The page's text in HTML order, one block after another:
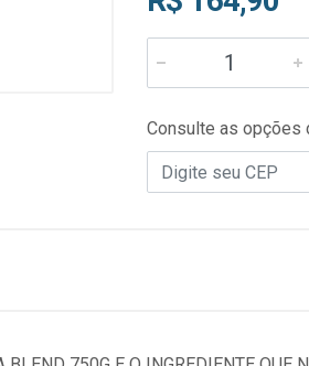
Consulte as opções